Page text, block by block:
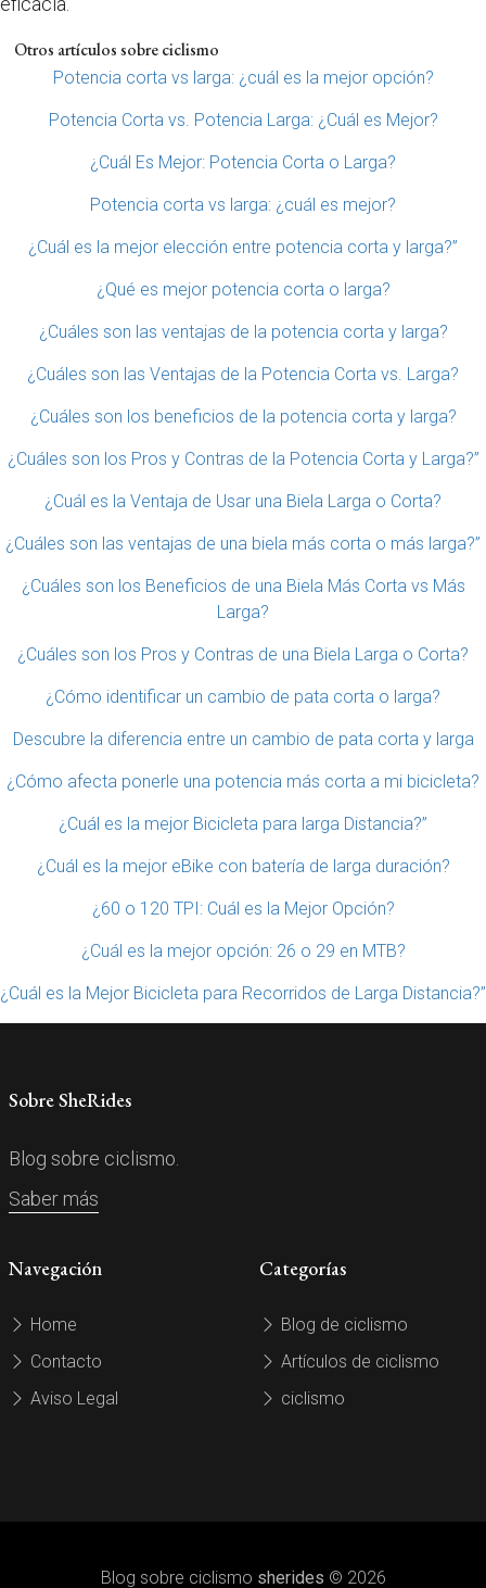
Otros artículos sobre ciclismo
Potencia corta vs larga: ¿cuál es la mejor opción?
Potencia Corta vs. Potencia Larga: ¿Cuál es Mejor?
¿Cuál Es Mejor: Potencia Corta o Larga?
Potencia corta vs larga: ¿cuál es mejor?
¿Cuál es la mejor elección entre potencia corta y larga?”
¿Qué es mejor potencia corta o larga?
¿Cuáles son las ventajas de la potencia corta y larga?
¿Cuáles son las Ventajas de la Potencia Corta vs. Larga?
¿Cuáles son los beneficios de la potencia corta y larga?
¿Cuáles son los Pros y Contras de la Potencia Corta y Larga?”
¿Cuál es la Ventaja de Usar una Biela Larga o Corta?
¿Cuáles son las ventajas de una biela más corta o más larga?”
¿Cuáles son los Beneficios de una Biela Más Corta vs Más
Larga?
¿Cuáles son los Pros y Contras de una Biela Larga o Corta?
¿Cómo identificar un cambio de pata corta o larga?
Descubre la diferencia entre un cambio de pata corta y larga
¿Cómo afecta ponerle una potencia más corta a mi bicicleta?
¿Cuál es la mejor Bicicleta para larga Distancia?”
¿Cuál es la mejor eBike con batería de larga duración?
¿60 o 120 TPI: Cuál es la Mejor Opción?
¿Cuál es la mejor opción: 26 o 29 en MTB?
¿Cuál es la Mejor Bicicleta para Recorridos de Larga Distancia?”
Sobre SheRides
Blog sobre ciclismo.
Saber más
Navegación
Home
Contacto
Aviso Legal
Categorías
Blog de ciclismo
Artículos de ciclismo
ciclismo
Blog sobre ciclismo sherides © 2026